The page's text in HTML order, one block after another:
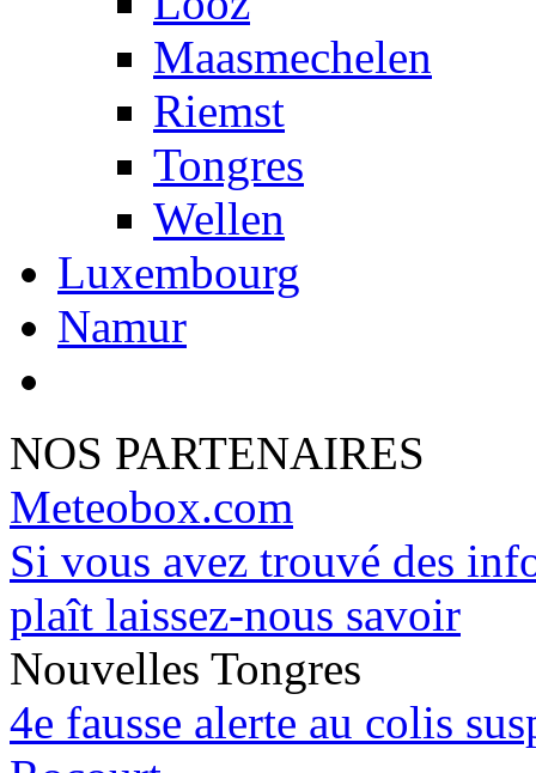
Maasmechelen
Riemst
Tongres
Wellen
Luxembourg
Namur
NOS PARTENAIRES
Meteobox.com
Si vous avez trouvé des
plaît laissez-nous savoir
Nouvelles Tongres
4e fausse alerte au colis